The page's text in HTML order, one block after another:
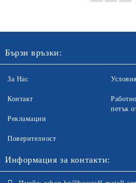
Бързи връзки:
За Нас
Контакт
Рекламации
Поверителност
петък
Информация за контакти: